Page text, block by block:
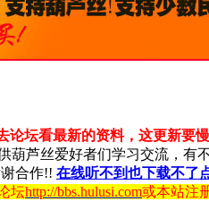
论坛看最新的资料，这更新要
芦丝爱好者们学习交流，有
合作!! 在线听不到也下载不了
坛http://bbs.hulusi.com或本站注